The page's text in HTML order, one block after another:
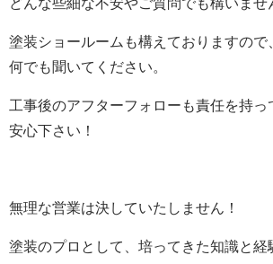
塗装ショールームも構えておりますので
何でも聞いてください。
工事後のアフターフォローも責任を持っ
安心下さい！
無理な営業は決していたしません！
塗装のプロとして、培ってきた知識と経